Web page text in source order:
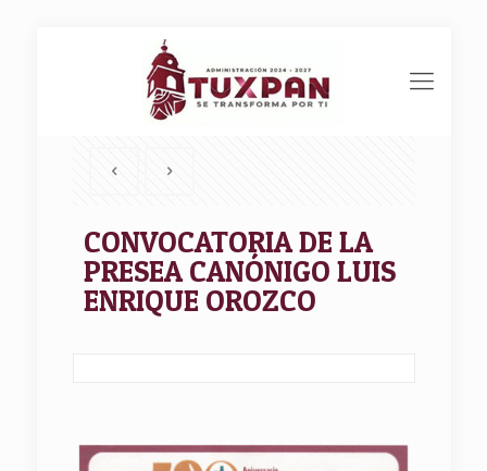
CONVOCATORIA DE LA
PRESEA CANÓNIGO LUIS
ENRIQUE OROZCO